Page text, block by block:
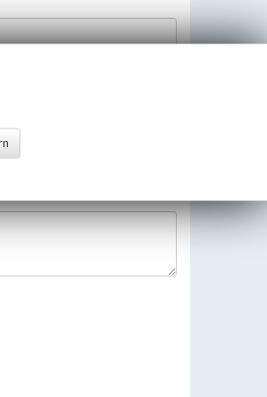
und verwendet.